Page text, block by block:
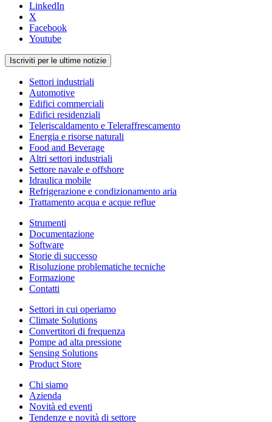
LinkedIn
X
Facebook
Youtube
Iscriviti per le ultime notizie
Settori industriali
Automotive
Edifici commerciali
Edifici residenziali
Teleriscaldamento e Teleraffrescamento
Energia e risorse naturali
Food and Beverage
Altri settori industriali
Settore navale e offshore
Idraulica mobile
Refrigerazione e condizionamento aria
Trattamento acqua e acque reflue
Strumenti
Documentazione
Software
Storie di successo
Risoluzione problematiche tecniche
Formazione
Contatti
Settori in cui operiamo
Climate Solutions
Convertitori di frequenza
Pompe ad alta pressione
Sensing Solutions
Product Store
Chi siamo
Azienda
Novità ed eventi
Tendenze e novità di settore